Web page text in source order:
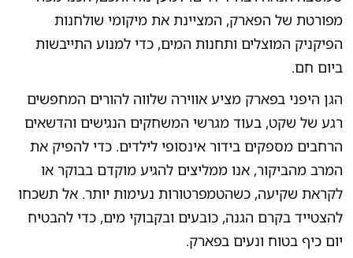
מפורטת של הפארק, המציינת את מיקומי שולחנות
הפיקניק המוצלים ותחנות המים, כדי למנוע התייבשות
ביום חם.
הגן היפני בפארק מציע אווירה שלווה להורים המחפשים
רגע של שקט, בעוד מגרשי המשחקים הנגישים והדשאים
הרחבים מספקים בידור אינסופי לילדים. כדי להפיק את
המרב מהביקור, אנו ממליצים להגיע מוקדם בבוקר או
לקראת שקיעה, כשהטמפרטורות נעימות יותר. אל תשכחו
להצטייד בקרם הגנה, כובעים ובקבוקי מים, כדי להבטיח
יום כיף בטוח ונעים בפארק.